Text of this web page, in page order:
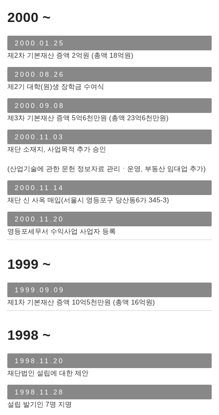
2000 ~
2000.01.25
제2차 기본재산 증액 2억원 (총액 18억원)
2000.08.26
제2기 대학(원)생 장학금 수여식
2000.09.08
제3차 기본재산 증액 5억6천만원 (총액 23억6천만원)
2000.11.03
재단 소재지, 사업목적 추가 승인
(산업기술에 관한 문헌 정보자료 관리ㆍ운영, 부동산 임대업 추가)
2000.11.14
재단 신 사옥 매입(서울시 영등포구 당산동6가 345-3)
2000.11.20
영등포세무서 수익사업 사업자 등록
1999 ~
1999.09.09
제1차 기본재산 증액 10억5천만원 (총액 16억원)
1998 ~
1998.11.20
재단법인 설립에 대한 제안
1998.11.28
설립 발기인 7명 지명